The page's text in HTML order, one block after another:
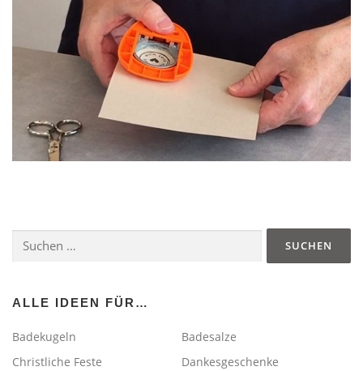
nach:
ALLE IDEEN FÜR…
Badekugeln
Badesalze
Christliche Feste
Dankesgeschenke